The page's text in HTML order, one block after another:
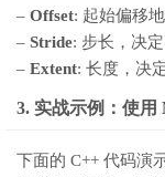
– Offset: 起始偏移地
– Stride: 步长，决
– Extent: 长度，决
3. 实战示例：使用
下面的 C++ 代码演